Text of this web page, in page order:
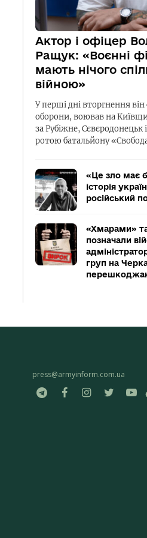
Актор і офіцер
Ращук: «Воєнні
мають нічого
війною»
У перші дні вторгнення
оборони, воював на
за Рубіжне, Сєвєродонецьк
ротою батальйону
«Це зло має
історія
російський
«Хмарами»
позначали
груп на
press@armyinform.com.ua